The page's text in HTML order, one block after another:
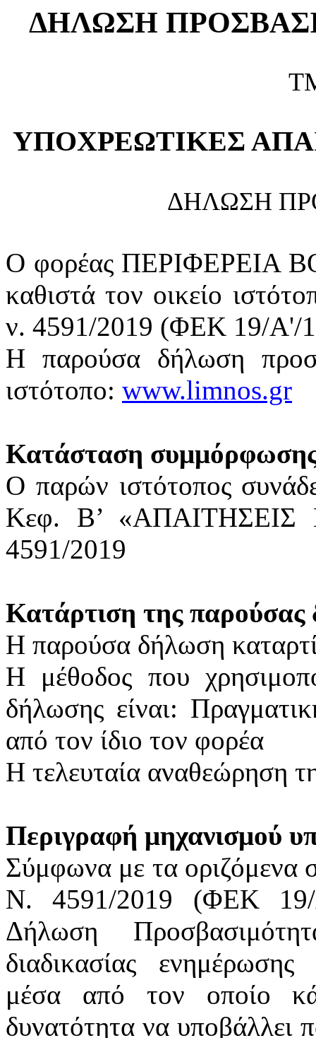
ΔΗΛΩΣΗ
ΥΠΟΧΡΕΩΤΙΚΕΣ
ΔΗΛΩΣΗ
Ο φορέας ΠΕΡΙΦΕΡΕΙΑ
καθιστά τον οικείο
ν. 4591/2019 (ΦΕΚ 19/Α'/
Η παρούσα δήλωση
ιστότοπο: www.limnos.gr
Κατάσταση
Ο παρών ιστότοπος
Κεφ. Β’
4591/2019
Κατάρτιση της
Η παρούσα δήλωση
Η μέθοδος που
δήλωσης είναι:
από τον ίδιο τον φορέα
Η τελευταία αναθεώρηση
Περιγραφή μηχανισμού
Σύμφωνα με τα οριζόμενα
Ν. 4591/2019 (ΦΕΚ 19/
Δήλωση
διαδικασίας
μέσα από τον οποίο
δυνατότητα να υποβάλλει